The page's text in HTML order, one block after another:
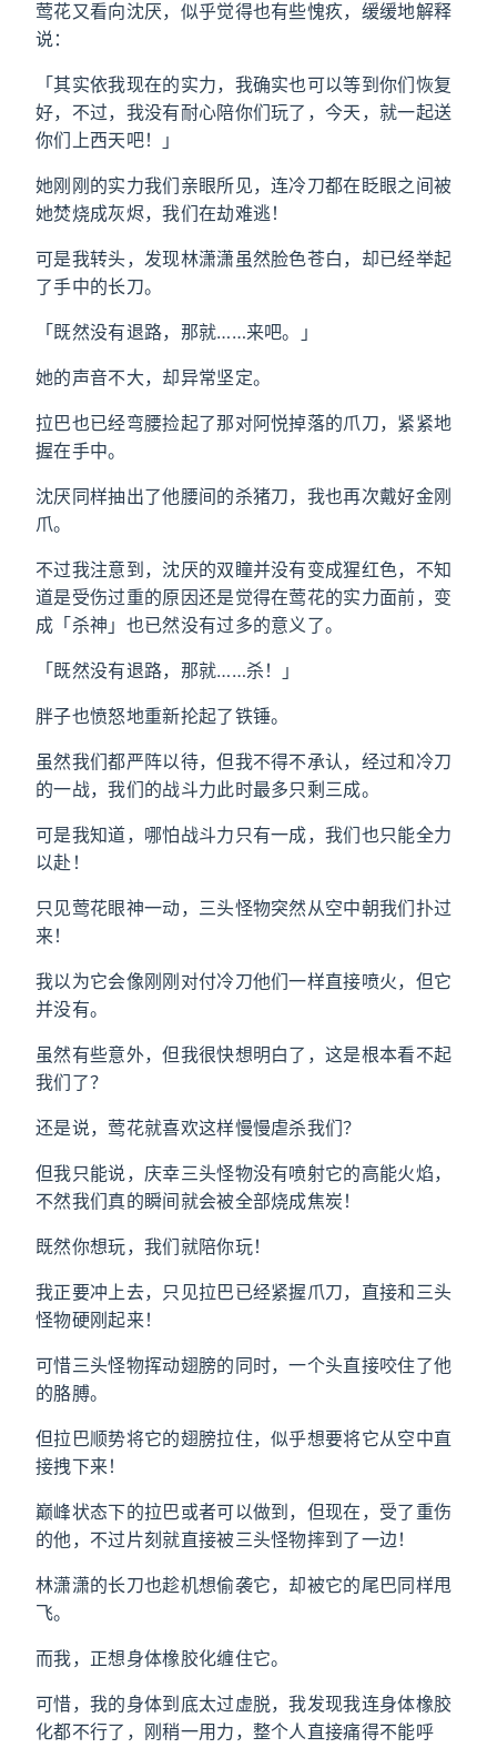
莺花又看向沈厌，似乎觉得也有些愧疚，缓缓地解释
说：
「其实依我现在的实力，我确实也可以等到你们恢复
好，不过，我没有耐心陪你们玩了，今天，就一起送
你们上西天吧！」
她刚刚的实力我们亲眼所见，连冷刀都在眨眼之间被
她焚烧成灰烬，我们在劫难逃！
可是我转头，发现林潇潇虽然脸色苍白，却已经举起
了手中的长刀。
「既然没有退路，那就……来吧。」
她的声音不大，却异常坚定。
拉巴也已经弯腰捡起了那对阿悦掉落的爪刀，紧紧地
握在手中。
沈厌同样抽出了他腰间的杀猪刀，我也再次戴好金刚
爪。
不过我注意到，沈厌的双瞳并没有变成猩红色，不知
道是受伤过重的原因还是觉得在莺花的实力面前，变
成「杀神」也已然没有过多的意义了。
「既然没有退路，那就……杀！」
胖子也愤怒地重新抡起了铁锤。
虽然我们都严阵以待，但我不得不承认，经过和冷刀
的一战，我们的战斗力此时最多只剩三成。
可是我知道，哪怕战斗力只有一成，我们也只能全力
以赴！
只见莺花眼神一动，三头怪物突然从空中朝我们扑过
来！
我以为它会像刚刚对付冷刀他们一样直接喷火，但它
并没有。
虽然有些意外，但我很快想明白了，这是根本看不起
我们了？
还是说，莺花就喜欢这样慢慢虐杀我们？
但我只能说，庆幸三头怪物没有喷射它的高能火焰，
不然我们真的瞬间就会被全部烧成焦炭！
既然你想玩，我们就陪你玩！
我正要冲上去，只见拉巴已经紧握爪刀，直接和三头
怪物硬刚起来！
可惜三头怪物挥动翅膀的同时，一个头直接咬住了他
的胳膊。
但拉巴顺势将它的翅膀拉住，似乎想要将它从空中直
接拽下来！
巅峰状态下的拉巴或者可以做到，但现在，受了重伤
的他，不过片刻就直接被三头怪物摔到了一边！
林潇潇的长刀也趁机想偷袭它，却被它的尾巴同样甩
飞。
而我，正想身体橡胶化缠住它。
可惜，我的身体到底太过虚脱，我发现我连身体橡胶
化都不行了，刚稍一用力，整个人直接痛得不能呼